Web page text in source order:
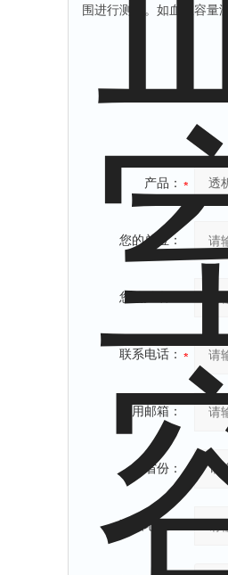
围进行测量。如血室容量
产品：
您的单位：
您的姓名：
联系电话：
常用邮箱：
省份：
详细地址：